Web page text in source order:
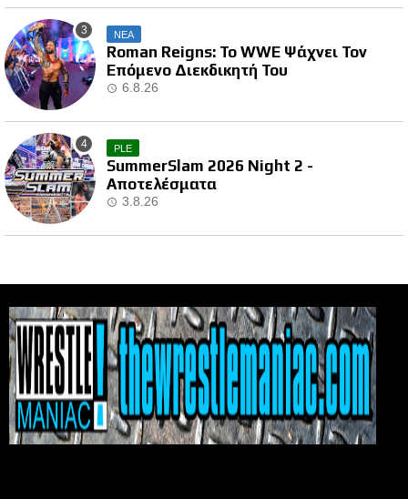
ΝΕΑ
Roman Reigns: Το WWE Ψάχνει Τον
Επόμενο Διεκδικητή Του
6.8.26
PLE
SummerSlam 2026 Night 2 -
Αποτελέσματα
3.8.26